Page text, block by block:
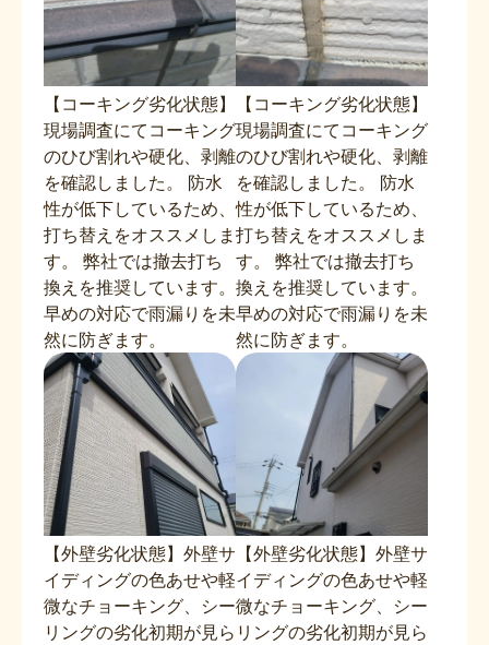
【コーキング劣化状態】
現場調査にてコーキング
のひび割れや硬化、剥離
を確認しました。 防水
性が低下しているため、
打ち替えをオススメしま
す。 弊社では撤去打ち
換えを推奨しています。
早めの対応で雨漏りを未
然に防ぎます。
【コーキング劣化状態】
現場調査にてコーキング
のひび割れや硬化、剥離
を確認しました。 防水
性が低下しているため、
打ち替えをオススメしま
す。 弊社では撤去打ち
換えを推奨しています。
早めの対応で雨漏りを未
然に防ぎます。
【外壁劣化状態】外壁サ
イディングの色あせや軽
微なチョーキング、シー
リングの劣化初期が見ら
【外壁劣化状態】外壁サ
イディングの色あせや軽
微なチョーキング、シー
リングの劣化初期が見ら